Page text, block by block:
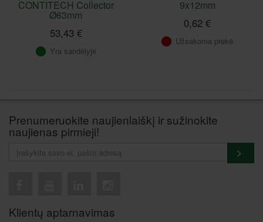
CONTITECH Collector
Ø63mm
53,43 €
Yra sandėlyje
9x12mm
0,62 €
Užsakoma prekė
Prenumeruokite naujienlaiškį ir sužinokite
naujienas pirmieji!
Klientų aptarnavimas